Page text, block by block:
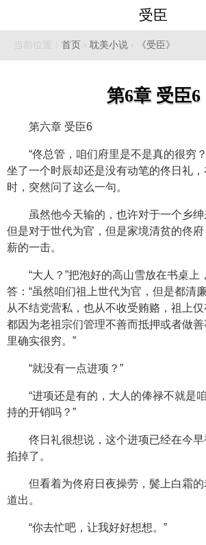
受臣
当前位置： 首页 › 耽美小说 › 《受臣》
第6章 受臣6
第六章 受臣6
“佟总管，咱们府里是不是真的很穷
坐了一个时辰却还是没有动笔的佟日礼
时，突然问了这么一句。
虽然他今天输的，也许对于一个乡绅
但是对于世代为官，但是家境清贫的佟
薪的一击。
“大人？”把泡好的高山雪放在书桌上
答：“虽然咱们祖上世代为官，但是都清
从不结党营私，也从不收受贿赂，祖上
都因为老祖宗们管理不善而抵押或者做
里确实很穷。”
“就没有一点进项？”
“进项还是有的，大人的俸禄不就是
持的开销吗？”
佟日礼很想说，这个进项已经在今
掐掉了。
但看着为佟府日夜操劳，鬓上白霜
道出。
“你去忙吧，让我好好想想。”